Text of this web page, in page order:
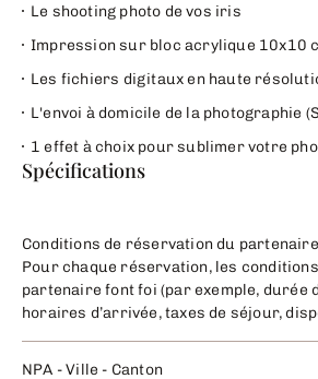
Le shooting photo de vos iris
Impression sur bloc acrylique 10x10
Les fichiers digitaux en haute
L'envoi à domicile de la photographie
1 effet à choix pour sublimer votre
Spécifications
Conditions de réservation du partenaire
Pour chaque réservation, les
partenaire font foi (par exemple, durée
horaires d’arrivée, taxes de séjour,
NPA - Ville - Canton